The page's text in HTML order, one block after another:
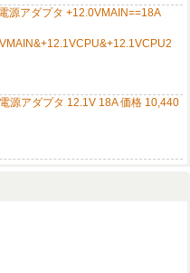
源アダプタ +12.0VMAIN==18A
源アダプタ 12.1V 18A 価格 10,440